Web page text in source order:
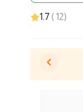
(
12
)
1.7